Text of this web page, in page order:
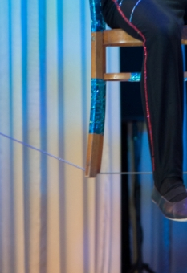
фестиваля:
с.
Георгиевна